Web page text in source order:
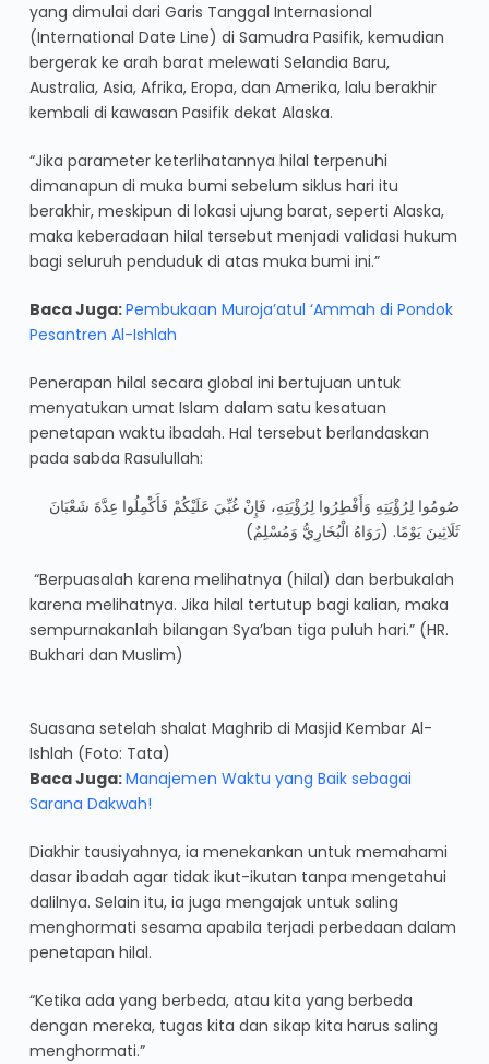
yang dimulai dari Garis Tanggal Internasional
(International Date Line) di Samudra Pasifik, kemudian
bergerak ke arah barat melewati Selandia Baru,
Australia, Asia, Afrika, Eropa, dan Amerika, lalu berakhir
kembali di kawasan Pasifik dekat Alaska.
“Jika parameter keterlihatannya hilal terpenuhi
dimanapun di muka bumi sebelum siklus hari itu
berakhir, meskipun di lokasi ujung barat, seperti Alaska,
maka keberadaan hilal tersebut menjadi validasi hukum
bagi seluruh penduduk di atas muka bumi ini.”
Baca Juga:Pembukaan Muroja’atul ‘Ammah di Pondok
Pesantren Al-Ishlah
Penerapan hilal secara global ini bertujuan untuk
menyatukan umat Islam dalam satu kesatuan
penetapan waktu ibadah. Hal tersebut berlandaskan
pada sabda Rasulullah:
صُومُوا لِرُؤْيَتِهِ وَأَفْطِرُوا لِرُؤْيَتِهِ، فَإِنْ غُبِّيَ عَلَيْكُمْ فَأَكْمِلُوا عِدَّةَ شَعْبَانَ
ثَلَاثِينَ يَوْمًا. (رَوَاهُ الْبُخَارِيُّ وَمُسْلِمٌ)
“Berpuasalah karena melihatnya (hilal) dan berbukalah
karena melihatnya. Jika hilal tertutup bagi kalian, maka
sempurnakanlah bilangan Sya’ban tiga puluh hari.” (HR.
Bukhari dan Muslim)
Suasana setelah shalat Maghrib di Masjid Kembar Al-
Ishlah (Foto: Tata)
Baca Juga:Manajemen Waktu yang Baik sebagai
Sarana Dakwah!
Diakhir tausiyahnya, ia menekankan untuk memahami
dasar ibadah agar tidak ikut-ikutan tanpa mengetahui
dalilnya. Selain itu, ia juga mengajak untuk saling
menghormati sesama apabila terjadi perbedaan dalam
penetapan hilal.
“Ketika ada yang berbeda, atau kita yang berbeda
dengan mereka, tugas kita dan sikap kita harus saling
menghormati.”